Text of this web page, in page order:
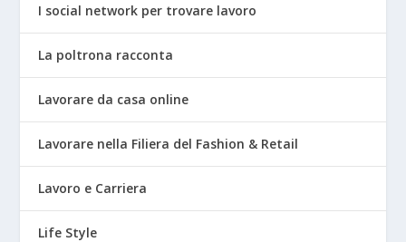
I social network per trovare lavoro
La poltrona racconta
Lavorare da casa online
Lavorare nella Filiera del Fashion & Retail
Lavoro e Carriera
Life Style